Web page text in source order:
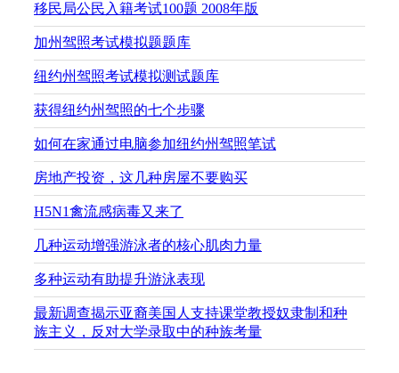
移民局公民入籍考试100题 2008年版
加州驾照考试模拟题题库
纽约州驾照考试模拟测试题库
获得纽约州驾照的七个步骤
如何在家通过电脑参加纽约州驾照笔试
房地产投资，这几种房屋不要购买
H5N1禽流感病毒又来了
几种运动增强游泳者的核心肌肉力量
多种运动有助提升游泳表现
最新调查揭示亚裔美国人支持课堂教授奴隶制和种
族主义，反对大学录取中的种族考量